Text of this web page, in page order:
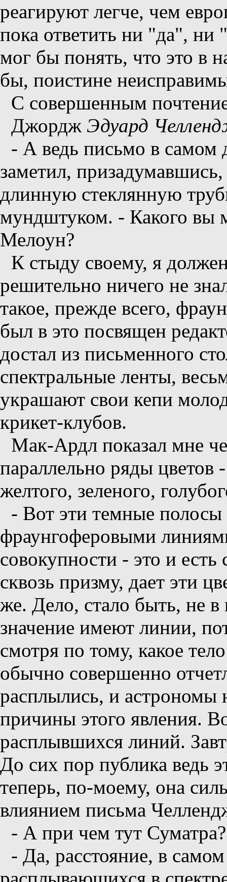
реагируют легче, чем
пока ответить ни "да", ни
мог бы понять, что это в
бы, поистине
С совершенным
Джордж Эдуард
- А ведь письмо в самом
заметил,
длинную стеклянную
мундштуком. - Какого вы
Мелоун?
К стыду своему, я
решительно ничего не
такое, прежде всего,
был в это посвящен
достал из письменного
спектральные ленты,
украшают свои кепи
крикет-клубов.
Мак-Ардл показал мне
параллельно ряды цветов
желтого, зеленого,
- Вот эти темные полосы
фраунгоферовыми
совокупности - это и есть
сквозь призму, дает эти
же. Дело, стало быть, не
значение имеют линии,
смотря по тому, какое
обычно совершенно
расплылись, и астрономы
причины этого явления.
расплывшихся линий.
До сих пор публика ведь
теперь, по-моему, она
влиянием письма
- А при чем тут Суматра?
- Да, расстояние, в